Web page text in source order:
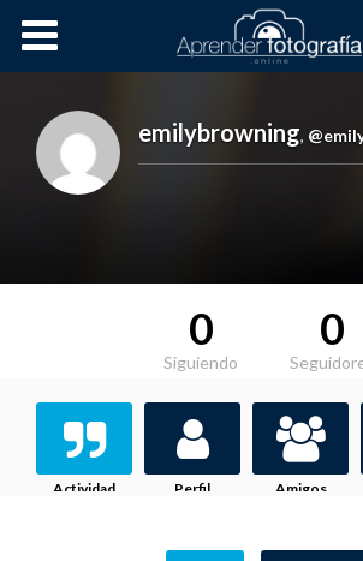
Cursos OnLine
emilybrowning,
0
Siguiendo
0
Actividad Perfil Amigos